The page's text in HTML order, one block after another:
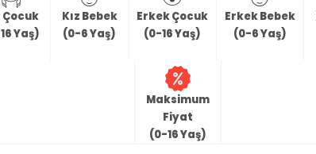
Çocuk
Yaş)
Kız Bebek
(0-6 Yaş)
Erkek Çocuk
(0-16 Yaş)
Erkek Bebek
(0-6 Yaş)
Maksimum
Fiyat
(0-16 Yaş)